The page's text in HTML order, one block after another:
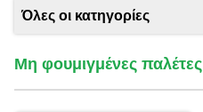
Όλες οι κατηγορίες
Μη φουμιγμένες παλέτες